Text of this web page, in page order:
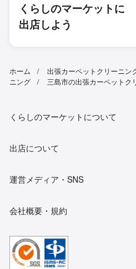
くらしのマーケットに
出店しよう
ホーム 出張カーペットクリーニン
ニング
三島市の出張カーペットク
くらしのマーケットについて
出店について
運営メディア・SNS
会社概要・規約